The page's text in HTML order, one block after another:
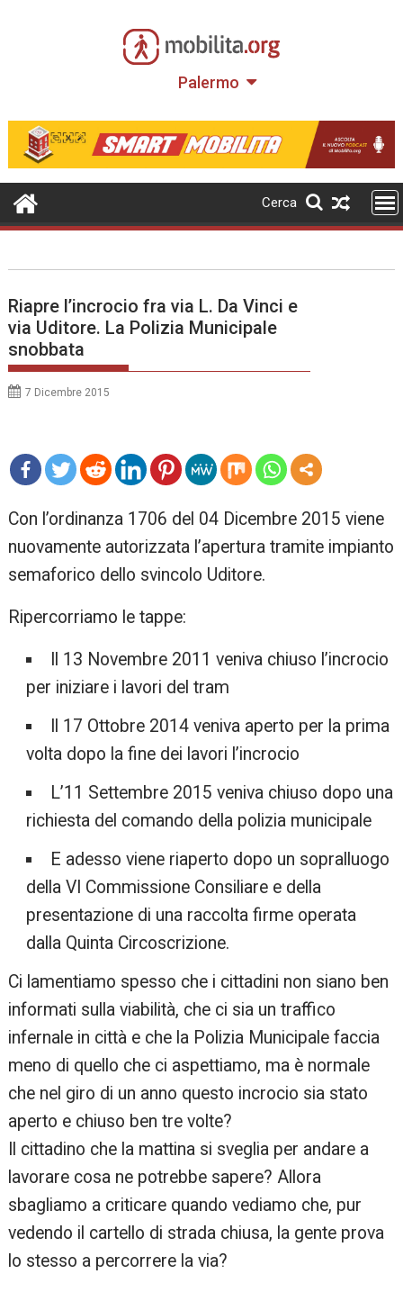
Palermo
Cerca
Riapre l’incrocio fra via L. Da Vinci e
via Uditore. La Polizia Municipale
snobbata
7 Dicembre 2015
re
Con l’ordinanza 1706 del 04 Dicembre 2015 viene
nuovamente autorizzata l’apertura tramite impianto
semaforico dello svincolo Uditore.
Ripercorriamo le tappe:
13 Novembre 2011 veniva chiuso l’incrocio
per iniziare i lavori del tram
17 Ottobre 2014veniva aperto per la prima
volta dopo la fine dei lavori l’incrocio
L’11 Settembre 2015 veniva chiuso dopo una
richiesta del comando della polizia municipale
E adesso viene riaperto dopo un sopralluogo
della VI Commissione Consiliare e della
presentazione di una raccolta firme operata
dalla Quinta Circoscrizione.
Ci lamentiamo spesso che i cittadini non siano ben
informati sulla viabilità, che ci sia un traffico
infernale in città e che la Polizia Municipale faccia
meno di quello che ci aspettiamo, ma è normale
che nel giro di un anno questo incrocio sia stato
aperto e chiuso ben tre volte?
Il cittadino che la mattina si sveglia per andare a
lavorare cosa ne potrebbe sapere? Allora
sbagliamo a criticare quando vediamo che, pur
vedendo il cartello di strada chiusa, la gente prova
lo stesso a percorrere la via?